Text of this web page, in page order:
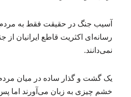
آسیب جنگ در حقیقت فقط به
رسانه‌ای اکثریت قاطع ایرانیان
نمی‌دانند.
یک گشت و گذار ساده در میان مردم
خشم چیزی به زبان می‌آورند اما